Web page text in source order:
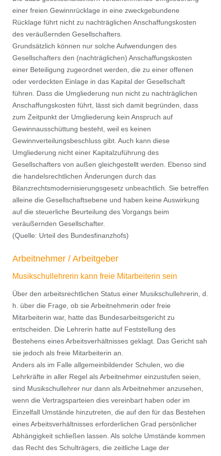
einer freien Gewinnrücklage in eine zweckgebundene
Rücklage führt nicht zu nachträglichen Anschaffungskosten
des veräußernden Gesellschafters.
Grundsätzlich können nur solche Aufwendungen des
Gesellschafters den (nachträglichen) Anschaffungskosten
einer Beteiligung zugeordnet werden, die zu einer offenen
oder verdeckten Einlage in das Kapital der Gesellschaft
führen. Dass die Umgliederung nun nicht zu nachträglichen
Anschaffungskosten führt, lässt sich damit begründen, dass
zum Zeitpunkt der Umgliederung kein Anspruch auf
Gewinnausschüttung besteht, weil es keinen
Gewinnverteilungsbeschluss gibt. Auch kann diese
Umgliederung nicht einer Kapitalzuführung des
Gesellschafters von außen gleichgestellt werden. Ebenso sind
die handelsrechtlichen Änderungen durch das
Bilanzrechtsmodernisierungsgesetz unbeachtlich. Sie betreffen
alleine die Gesellschaftsebene und haben keine Auswirkung
auf die steuerliche Beurteilung des Vorgangs beim
veräußernden Gesellschafter.
(Quelle: Urteil des Bundesfinanzhofs)
Arbeitnehmer / Arbeitgeber
Musikschullehrerin kann freie Mitarbeiterin sein
Über den arbeitsrechtlichen Status einer Musikschullehrerin, d.
h. über die Frage, ob sie Arbeitnehmerin oder freie
Mitarbeiterin war, hatte das Bundesarbeitsgericht zu
entscheiden. Die Lehrerin hatte auf Feststellung des
Bestehens eines Arbeitsverhältnisses geklagt. Das Gericht sah
sie jedoch als freie Mitarbeiterin an.
Anders als im Falle allgemeinbildender Schulen, wo die
Lehrkräfte in aller Regel als Arbeitnehmer einzustufen seien,
sind Musikschullehrer nur dann als Arbeitnehmer anzusehen,
wenn die Vertragsparteien dies vereinbart haben oder im
Einzelfall Umstände hinzutreten, die auf den für das Bestehen
eines Arbeitsverhältnisses erforderlichen Grad persönlicher
Abhängigkeit schließen lassen. Als solche Umstände kommen
das Recht des Schulträgers, die zeitliche Lage der